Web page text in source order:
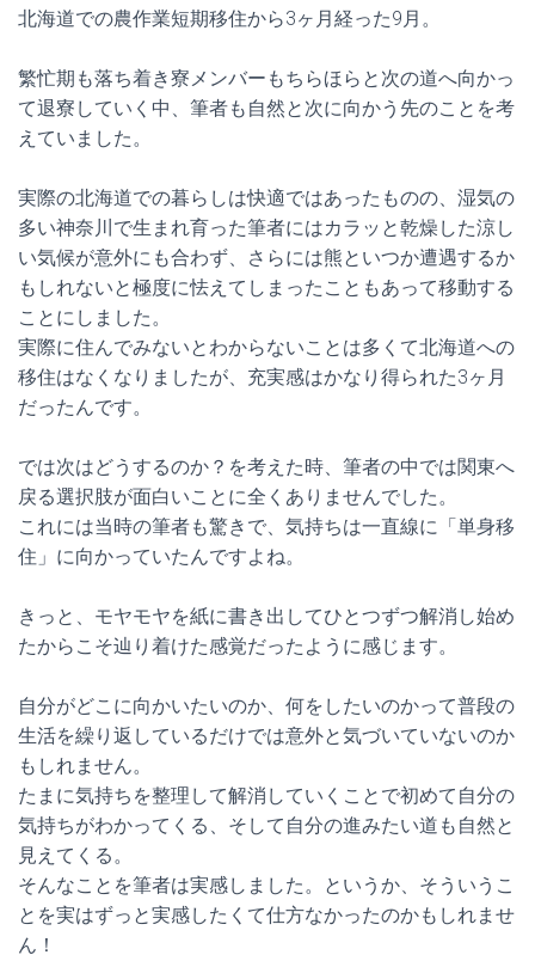
北海道での農作業短期移住から3ヶ月経った9月。
繁忙期も落ち着き寮メンバーもちらほらと次の道へ向かっ
て退寮していく中、筆者も自然と次に向かう先のことを考
えていました。
実際の北海道での暮らしは快適ではあったものの、湿気の
多い神奈川で生まれ育った筆者にはカラッと乾燥した涼し
い気候が意外にも合わず、さらには熊といつか遭遇するか
もしれないと極度に怯えてしまったこともあって移動する
ことにしました。
実際に住んでみないとわからないことは多くて北海道への
移住はなくなりましたが、充実感はかなり得られた3ヶ月
だったんです。
では次はどうするのか？を考えた時、筆者の中では関東へ
戻る選択肢が面白いことに全くありませんでした。
これには当時の筆者も驚きで、気持ちは一直線に「単身移
住」に向かっていたんですよね。
きっと、モヤモヤを紙に書き出してひとつずつ解消し始め
たからこそ辿り着けた感覚だったように感じます。
自分がどこに向かいたいのか、何をしたいのかって普段の
生活を繰り返しているだけでは意外と気づいていないのか
もしれません。
たまに気持ちを整理して解消していくことで初めて自分の
気持ちがわかってくる、そして自分の進みたい道も自然と
見えてくる。
そんなことを筆者は実感しました。というか、そういうこ
とを実はずっと実感したくて仕方なかったのかもしれませ
ん！